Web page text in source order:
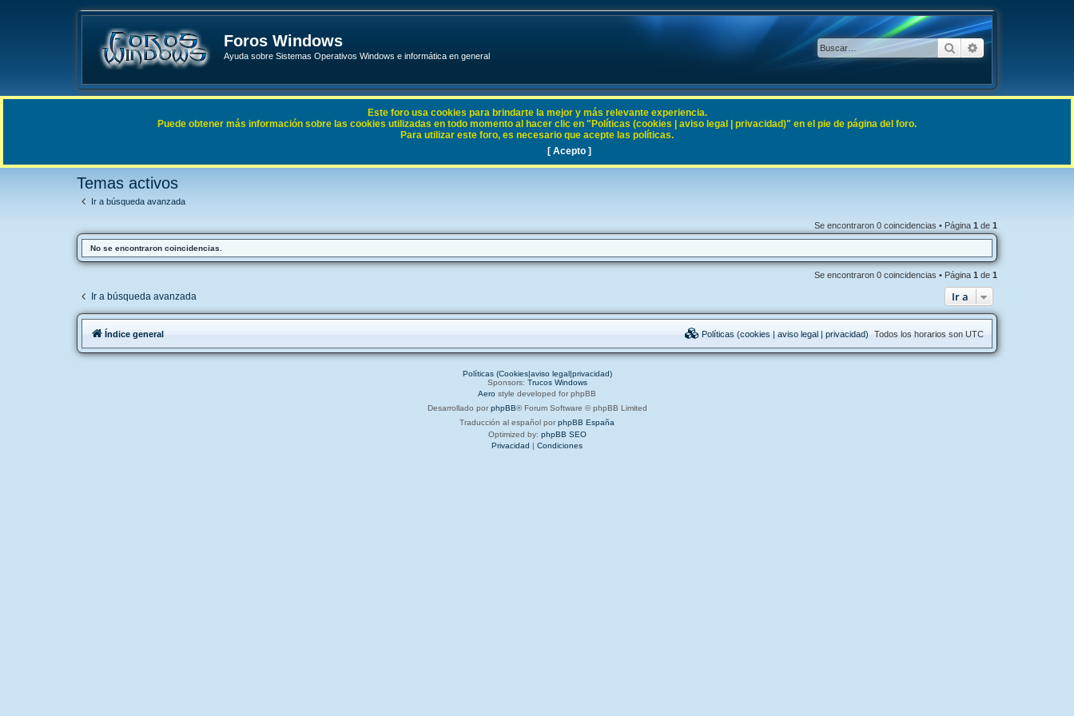
Foros Windows
Ayuda sobre Sistemas Operativos Windows e informática en general
BuscarBúsqueda
Enlaces rápidos FAQ
Temas activos
Ir a búsqueda avanzada
Se encontraron 0 coincidencias • Página 1 de 1
No se encontraron coincidencias.
Se encontraron 0 coincidencias • Página 1 de 1
Ir a búsqueda avanzada Ir a
Este foro usa cookies para brindarte la mejor y más relevante experiencia.
Puede obtener más información sobre las cookies utilizadas en todo momento al hacer clic en "Políticas (cookies | aviso legal | privacidad)" en el pie de página del foro.
Para utilizar este foro, es necesario que acepte las políticas.
[ Acepto ]
Índice general Todos los horarios son UTC
Políticas (cookies | aviso legal | privacidad)
Políticas (Cookies|aviso legal|privacidad)
Sponsors: Trucos Windows
Aero style developed for phpBB
Desarrollado por phpBB® Forum Software © phpBB Limited
Traducción al español por phpBB España
Optimized by: phpBB SEO
Privacidad | Condiciones